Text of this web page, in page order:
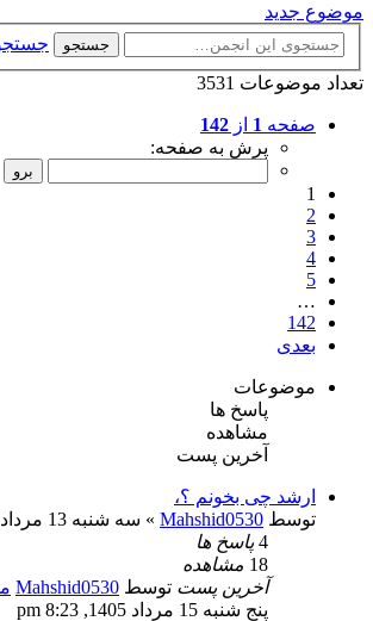
موضوع جدید
جستجو
تعداد موضوعات 3531
صفحه 1 از 142
پرش به صفحه:
1
2
3
4
5
…
142
بعدی
موضوعات
پاسخ ها
مشاهده
آخرین پست
ارشد چی بخونم ؟،
توسط Mahshid0530 » سه شنبه 13 مرداد 1405, 8:06 am
4 پاسخ ها
18 مشاهده
آخرین پست توسط Mahshid0530
پنج شنبه 15 مرداد 1405, 8:23 pm